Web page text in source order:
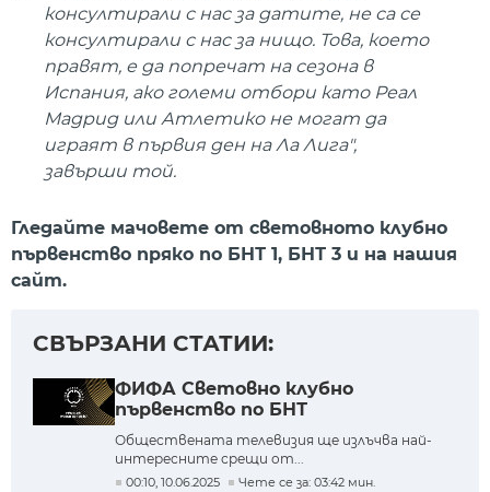
консултирали с нас за датите, не са се
консултирали с нас за нищо. Това, което
правят, е да попречат на сезона в
Испания, ако големи отбори като Реал
Мадрид или Атлетико не могат да
играят в първия ден на Ла Лига",
завърши той.
Гледайте мачовете от световното клубно
първенство пряко по БНТ 1, БНТ 3 и на нашия
сайт.
СВЪРЗАНИ СТАТИИ:
ФИФА Световно клубно
първенство по БНТ
Обществената телевизия ще излъчва най-
интересните срещи от...
00:10, 10.06.2025 Чете се за: 03:42 мин.